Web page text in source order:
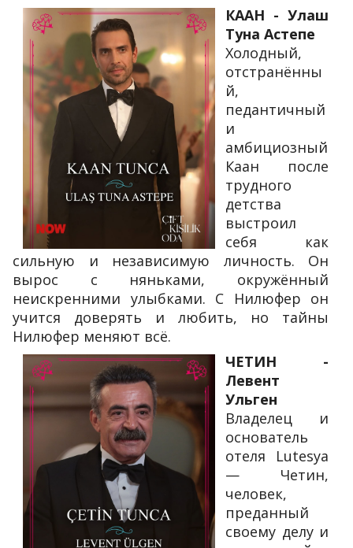
КААН - Улаш
Туна Астепе
Холодный,
отстранённы
й,
педантичный
и
амбициозный
Каан после
трудного
детства
выстроил
себя как
сильную и независимую личность. Он
вырос с няньками, окружённый
неискренними улыбками. С Нилюфер он
учится доверять и любить, но тайны
Нилюфер меняют всё.
ЧЕТИН -
Левент
Ульген
Владелец и
основатель
отеля Lutesya
— Четин,
человек,
преданный
своему делу и